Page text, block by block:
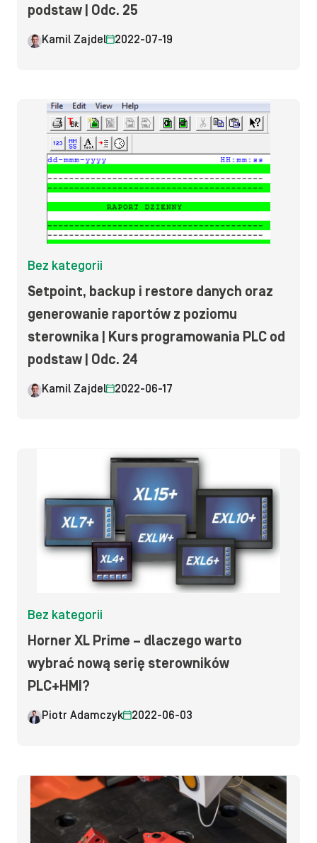
podstaw | Odc. 25
Kamil Zajdel 2022-07-19
Bez kategorii
Setpoint, backup i restore danych oraz
generowanie raportów z poziomu
sterownika | Kurs programowania PLC od
podstaw | Odc. 24
Kamil Zajdel 2022-06-17
Bez kategorii
Horner XL Prime – dlaczego warto
wybrać nową serię sterowników
PLC+HMI?
Piotr Adamczyk 2022-06-03